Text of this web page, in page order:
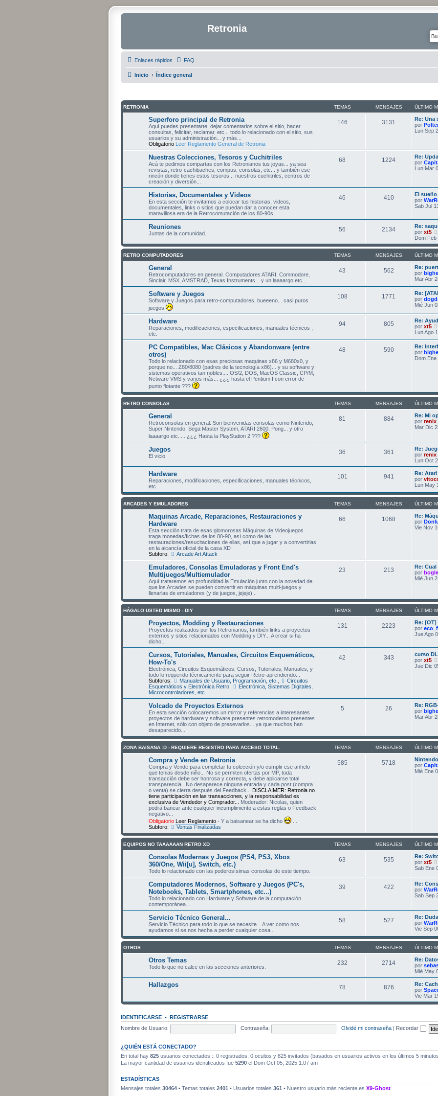
Retronia
Enlaces rápidos FAQ
Inicio Índice general
RETRONIA TEMAS MENSAJES ÚLTIMO
Superforo principal de Retronia
Aquí puedes presentarte, dejar comentarios sobre el sitio, hacer
consultas, felicitar, reclamar, etc... todo lo relacionado con el sitio, sus
usuarios y su administración... y más...
Obligatorio Leer Reglamento General de Retronia
146 3131
Re: Una
por
Lun Sep
Nuestras Colecciones, Tesoros y Cuchitriles
Acá te pedimos compartas con los Retronianos tus joyas... ya sea
revistas, retro-cachibaches, compus, consolas, etc... y también ese
rincón donde tienes estos tesoros... nuestros cuchitriles, centros de
creación y diversión...
68 1224
Re:
por
Lun Mar
Historias, Documentales y Videos
En esta sección te invitamos a colocar tus historias, videos,
documentales, links o sitios que puedan dar a conocer esta
maravillosa era de la Retrocomutación de los 80-90s
46 410
El
por
Sab Jul
Reuniones
Juntas de la comunidad.
56 2134
Re:
por xt5
Dom Feb
RETRO COMPUTADORES TEMAS MENSAJES ÚLTIMO
General
Retrocomputadores en general. Computadores ATARI, Commodore,
Sinclair, MSX, AMSTRAD, Texas Instruments... y un laaaargo etc...
43 562
Re:
por
Mar Abr
Software y Juegos
Software y Juegos para retro-computadores, bueeeno... casi puros
juegos
108 1771
Re:
por
Mié Jun
Hardware
Reparaciones, modificaciones, especificaciones, manuales técnicos ,
etc.
94 805
Re:
por xt5
Lun Ago
PC Compatibles, Mac Clásicos y Abandonware (entre
otros)
Todo lo relacionado con esas preciosas maquinas x86 y M680x0, y
porque no... Z80/8080 (padres de la tecnología x86)... y su software y
sistemas operativos tan nobles.... OS/2, DOS, MacOS Classic, CP/M,
Netware VMS y varios más... ¿¿¿ hasta el Pentium I con error de
punto flotante ???
48 590
Re:
por
Dom
RETRO CONSOLAS TEMAS MENSAJES ÚLTIMO
General
Retroconsolas en general. Son bienvenidas consolas como Nintendo,
Super Nintendo, Sega Master System, ATARI 2600, Pong... y otro
laaaargo etc..... ¿¿¿ Hasta la PlayStation 2 ???
81 884
Re: Mi
por renix
Mar Dic
Juegos
El vicio.
36 361
Re:
por renix
Lun Oct
Hardware
Reparaciones, modificaciones, especificaciones, manuales técnicos,
etc.
101 941
Re:
por
Lun May
ARCADES Y EMULADORES TEMAS MENSAJES ÚLTIMO
Maquinas Arcade, Reparaciones, Restauraciones y
Hardware
Esta sección trata de esas glomorosas Máquinas de Videojuegos
traga monedas/fichas de los 80-90, así como de las
restauraciones/resucitaciones de ellas, así que a jugar y a convertirlas
en la alcancía oficial de la casa XD
Subforo:
Arcade Art Attack
66 1068
Re:
por
Vie Nov
Emuladores, Consolas Emuladoras y Front End's
Multijuegos/Multiemulador
Aquí trataremos en profundidad la Emulación junto con la novedad de
que los Arcades se pueden convertir en máquinas multi-juegos y
llenarlas de emuladores (y de juegos, jejeje)...
23 213
Re:
por bogle
Mié Jun
HÁGALO USTED MISMO - DIY TEMAS MENSAJES ÚLTIMO
Proyectos, Modding y Restauraciones
Proyectos realizados por los Retronianos, también links a proyectos
externos y sitios relacionados con Modding y DIY... A crear si ha
dicho...
131 2223
Re: [OT]
por
Jue Ago
Cursos, Tutoriales, Manuales, Circuitos Esquemáticos,
How-To's
Electrónica, Circuitos Esquemáticos, Cursos, Tutoriales, Manuales, y
todo lo requerido técnicamente para seguir Retro-aprendiendo...
Subforos:
Manuales de Usuario, Programación, etc.
Circuitos
Esquemáticos y Electrónica Retro
Electrónica, Sistemas Digitales,
Microcontroladores, etc.
42 343
curso
por xt5
Jue Dic
Volcado de Proyectos Externos
En esta sección colocaremos un mirror y referencias a interesantes
proyectos de hardware y software presentes retromoderno presentes
en Internet, sólo con objeto de presevarlos... ya que muchos han
desaparecido...
5 26
Re:
por
Mar Abr
ZONA BAISANA :D - REQUIERE REGISTRO PARA ACCESO TOTAL. TEMAS MENSAJES ÚLTIMO
Compra y Vende en Retronia
Compra y Vende para completar tu colección y/o cumplir ese anhelo
que tenias desde niño... No se permiten ofertas por MP, toda
transacción debe ser honrosa y correcta, y debe aplicarse total
transparencia...No desaparece ninguna entrada y cada post (compra
o venta) se cierra después del Feedback... DISCLAIMER: Retronia no
tiene participación en las transacciones, y la responsabilidad es
exclusiva de Vendedor y Comprador...
Moderador: Nicolas, quien
podrá banear ante cualquier incumplimiento a estas reglas o Feedback
negativo...
Obligatorio Leer Reglamento - Y a baisanear se ha dicho
Subforo:
Ventas Finalizadas
585 5718
por
Mié Ene
EQUIPOS NO TAAAAAAN RETRO XD TEMAS MENSAJES ÚLTIMO
Consolas Modernas y Juegos (PS4, PS3, Xbox
360/One, Wii[u], Switch, etc.)
Todo lo relacionado con las poderosísimas consolas de este tiempo.
63 535
Re:
por xt5
Sab Ene
Computadores Modernos, Software y Juegos (PC's,
Notebooks, Tablets, Smartphones, etc...)
Todo lo relacionado con Hardware y Software de la computación
contemporánea...
39 422
Re:
por
Sab Sep
Servicio Técnico General...
Servicio Técnico para todo lo que se necesite... A ver como nos
ayudamos si se nos hecha a perder cualquier cosa...
58 527
Re:
por
Vie Sep
OTROS TEMAS MENSAJES ÚLTIMO
Otros Temas
Todo lo que no calce en las secciones anteriores.
232 2714
Re:
por
Mié May
Hallazgos 78 876
Re:
por
Vie Mar
IDENTIFICARSE • REGISTRARSE
Nombre de Usuario:
Contraseña: Olvidé mi contraseña Recordar
¿QUIÉN ESTÁ CONECTADO?
En total hay 825 usuarios conectados :: 0 registrados, 0 ocultos y 825 invitados (basados en usuarios activos en los últimos 5
La mayor cantidad de usuarios identificados fue 5290 el Dom Oct 05, 2025 1:07 am
ESTADÍSTICAS
Mensajes totales 30464 • Temas totales 2401 • Usuarios totales 361 • Nuestro usuario más reciente es X9-Ghost